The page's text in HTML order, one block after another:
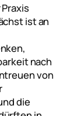
ist an
nach
von
die